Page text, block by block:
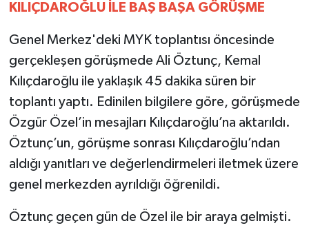
KILIÇDAROĞLU İLE BAŞ BAŞA GÖRÜŞME
Genel Merkez'deki MYK toplantısı öncesinde
gerçekleşen görüşmede Ali Öztunç, Kemal
Kılıçdaroğlu ile yaklaşık 45 dakika süren bir
toplantı yaptı. Edinilen bilgilere göre, görüşmede
Özgür Özel’in mesajları Kılıçdaroğlu’na aktarıldı.
Öztunç’un, görüşme sonrası Kılıçdaroğlu’ndan
aldığı yanıtları ve değerlendirmeleri iletmek üzere
genel merkezden ayrıldığı öğrenildi.
Öztunç geçen gün de Özel ile bir araya gelmişti.